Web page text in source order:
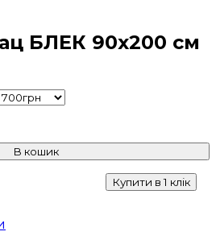
БЛЕК 90х200 см
В кошик
Купити в 1 клік